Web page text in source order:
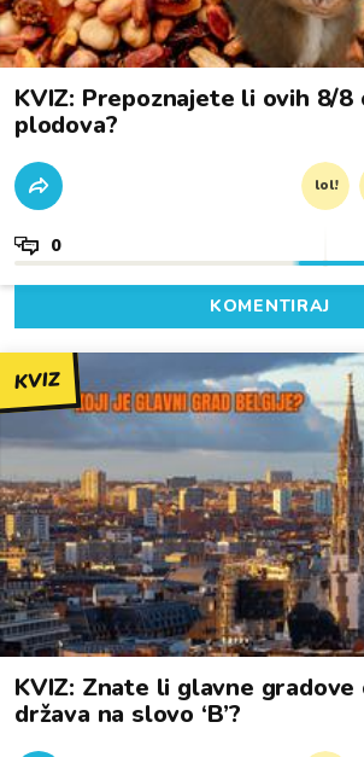
KVIZ: Prepoznajete li ovih 8/8
plodova?
lol!
0
KOMENTIRAJ
KVIZ
KVIZ: Znate li glavne gradove
država na slovo ‘B’?